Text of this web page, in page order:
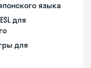
языка
для
для